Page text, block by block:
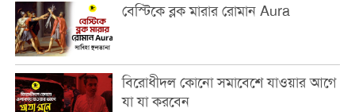
বেস্টিকে ব্লক মারার রোমান Aura
বিরোধীদল কোনো সমাবেশে যাওয়ার আগে
যা যা করবেন